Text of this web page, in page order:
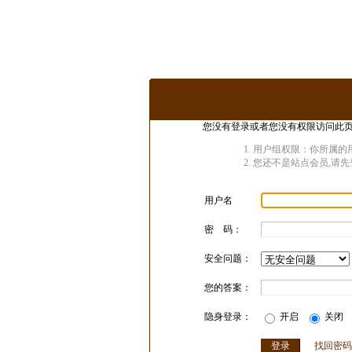
您没有登录或者您没有权限访问此
用户组权限：你所属的
您还不是站点会员,请
用户名
密 码：
安全问题：
您的答案：
隐身登录： 开启 关闭
找回密码